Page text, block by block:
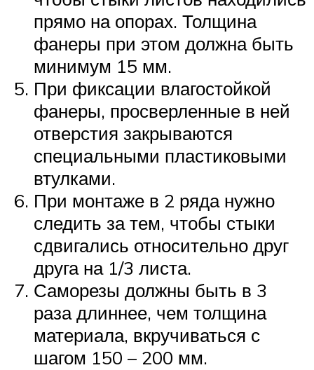
прямо на опорах. Толщина
фанеры при этом должна быть
минимум 15 мм.
При фиксации влагостойкой
фанеры, просверленные в ней
отверстия закрываются
специальными пластиковыми
втулками.
При монтаже в 2 ряда нужно
следить за тем, чтобы стыки
сдвигались относительно друг
друга на 1/3 листа.
Саморезы должны быть в 3
раза длиннее, чем толщина
материала, вкручиваться с
шагом 150 – 200 мм.